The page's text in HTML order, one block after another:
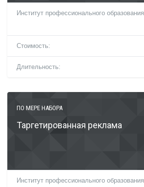
Институт профессионального образования
Стоимость:
Длительность:
ПО МЕРЕ НАБОРА
Таргетированная реклама
Институт профессионального образования